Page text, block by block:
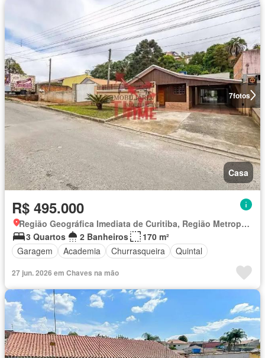
7fotos
Casa
R$ 495.000
Região Geográfica Imediata de Curitiba, Região Metropolitana de Curitiba
3 Quartos
2 Banheiros
170 m²
Garagem
Academia Churrasqueira Quintal
27 jun. 2026 em Chaves na mão